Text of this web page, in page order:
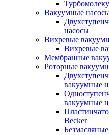
Вакуумные
насосы
Вихревые
Вихревые
Мембранные
Роторные
вакуумные
вакуумные
Becker